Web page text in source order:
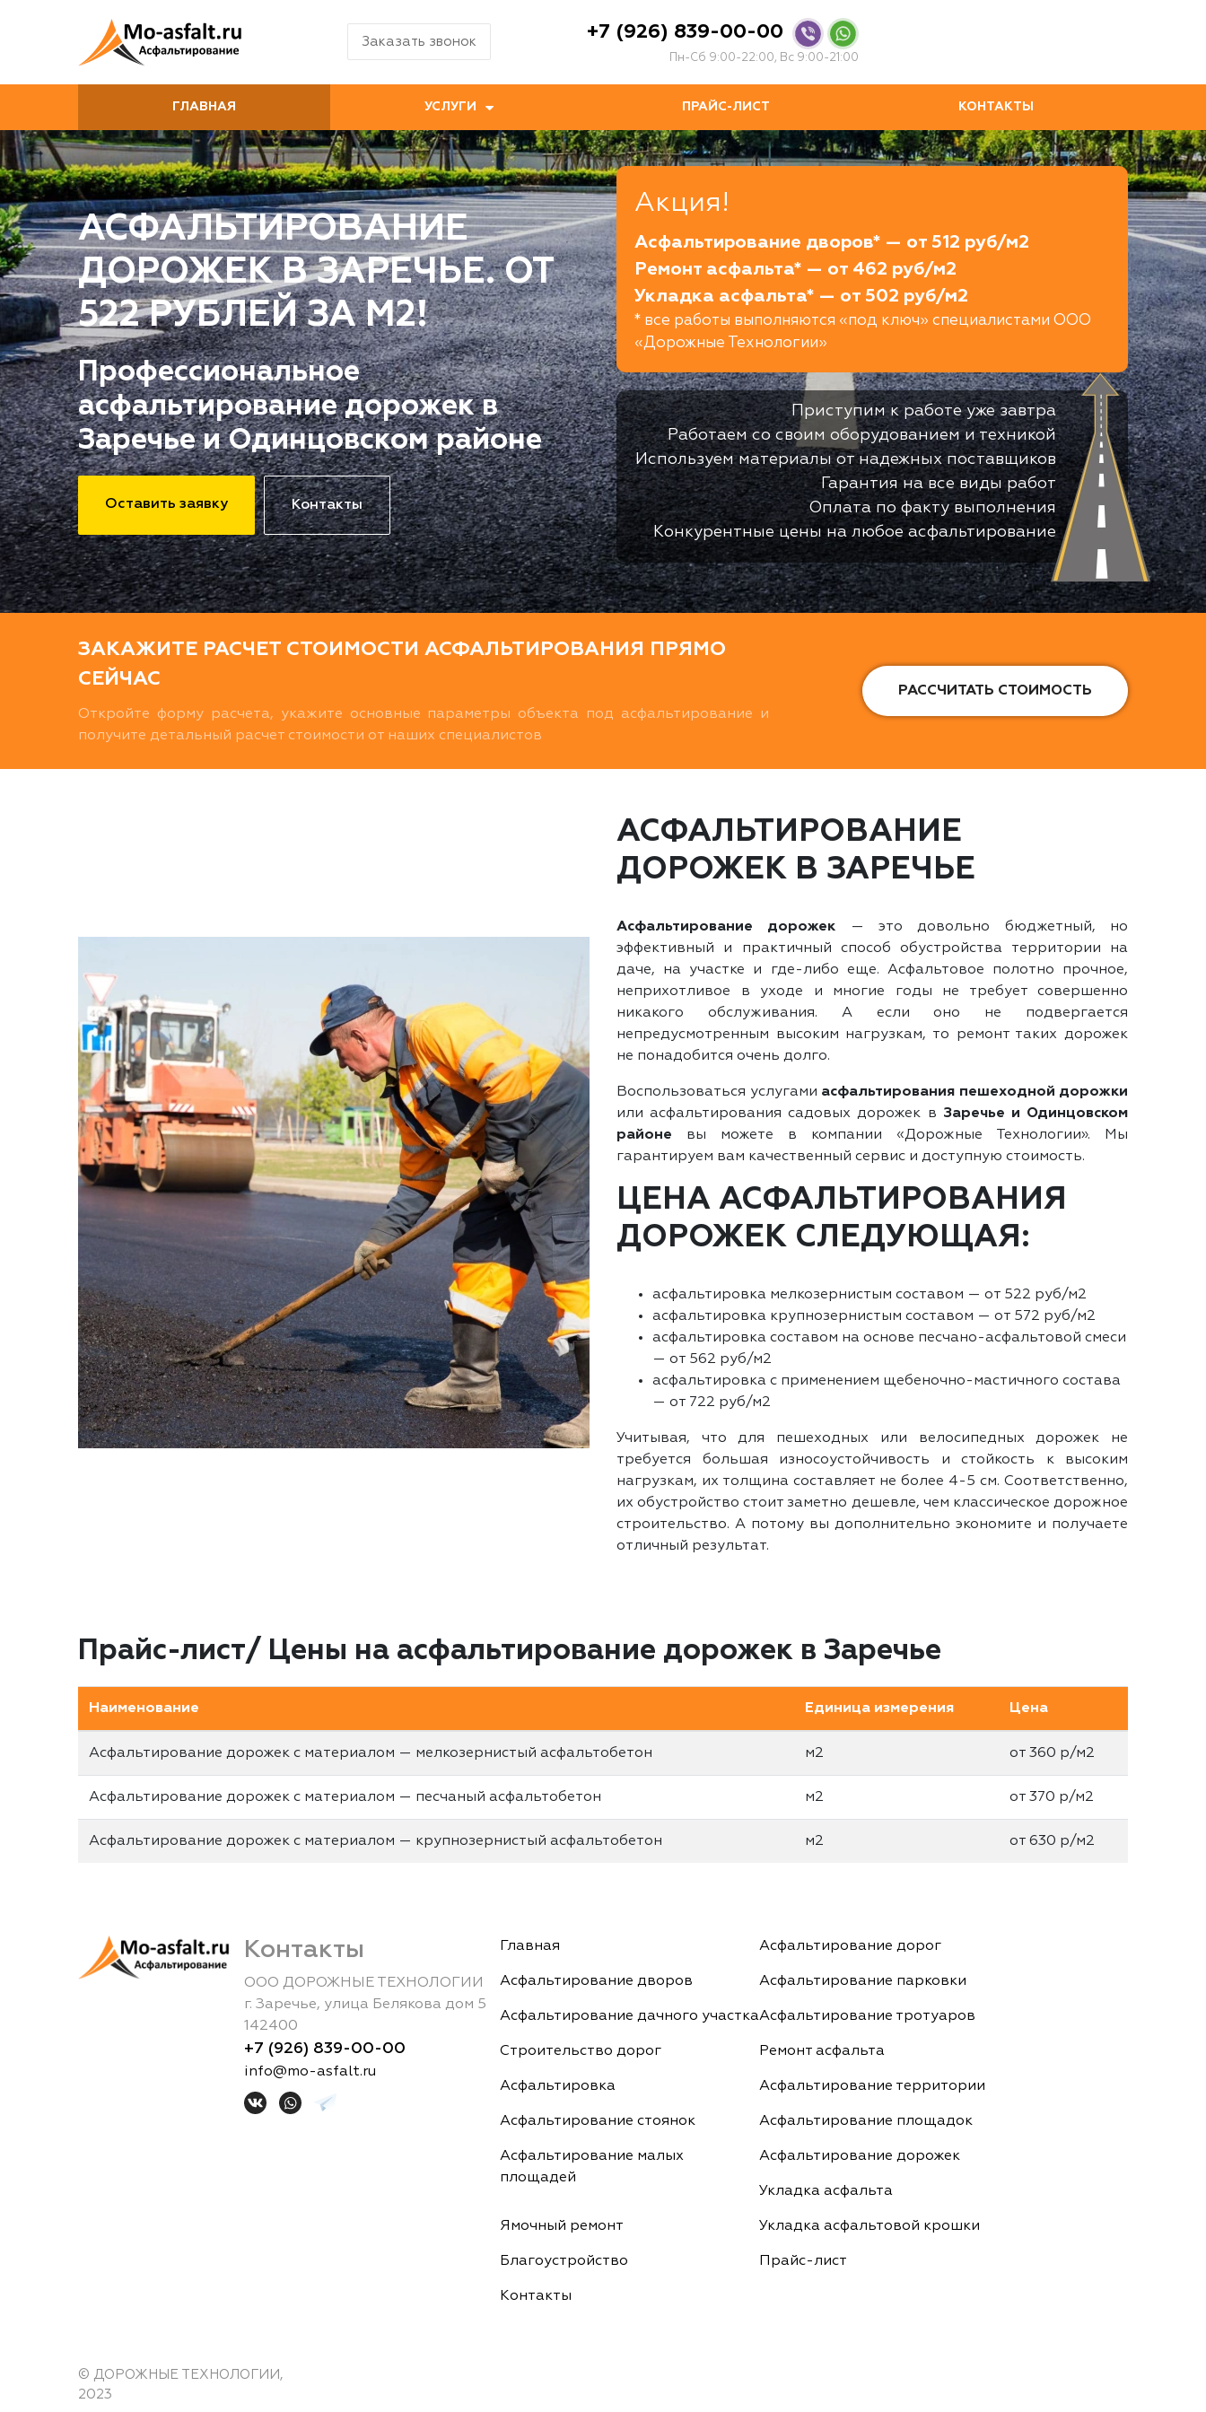
Заказать звонок +7 (926) 839-00-00
Пн-Сб 9:00-22:00, Вс 9:00-21:00
ГЛАВНАЯ УСЛУГИ ПРАЙС-ЛИСТ КОНТАКТЫ
АСФАЛЬТИРОВАНИЕ
ДОРОЖЕК В ЗАРЕЧЬЕ. ОТ
522 РУБЛЕЙ ЗА М2!
Профессиональное
асфальтирование дорожек в
Заречье и Одинцовском районе
Оставить заявку Контакты
Акция!
Асфальтирование дворов* — от 512 руб/м2
Ремонт асфальта* — от 462 руб/м2
Укладка асфальта* — от 502 руб/м2
* все работы выполняются «под ключ» специалистами ООО
«Дорожные Технологии»
Приступим к работе уже завтра
Работаем со своим оборудованием и техникой
Используем материалы от надежных поставщиков
Гарантия на все виды работ
Оплата по факту выполнения
Конкурентные цены на любое асфальтирование
ЗАКАЖИТЕ РАСЧЕТ СТОИМОСТИ АСФАЛЬТИРОВАНИЯ ПРЯМО
СЕЙЧАС
Откройте форму расчета, укажите основные параметры объекта под асфальтирование и
получите детальный расчет стоимости от наших специалистов
РАССЧИТАТЬ СТОИМОСТЬ
АСФАЛЬТИРОВАНИЕ
ДОРОЖЕК В ЗАРЕЧЬЕ
Асфальтирование дорожек — это довольно бюджетный, но
эффективный и практичный способ обустройства территории на
даче, на участке и где-либо еще. Асфальтовое полотно прочное,
неприхотливое в уходе и многие годы не требует совершенно
никакого обслуживания. А если оно не подвергается
непредусмотренным высоким нагрузкам, то ремонт таких дорожек
не понадобится очень долго.
Воспользоваться услугами асфальтирования пешеходной дорожки
или асфальтирования садовых дорожек в Заречье и Одинцовском
районе вы можете в компании «Дорожные Технологии». Мы
гарантируем вам качественный сервис и доступную стоимость.
ЦЕНА АСФАЛЬТИРОВАНИЯ
ДОРОЖЕК СЛЕДУЮЩАЯ:
асфальтировка мелкозернистым составом — от 522 руб/м2
асфальтировка крупнозернистым составом — от 572 руб/м2
асфальтировка составом на основе песчано-асфальтовой смеси
— от 562 руб/м2
асфальтировка с применением щебеночно-мастичного состава
— от 722 руб/м2
Учитывая, что для пешеходных или велосипедных дорожек не
требуется большая износоустойчивость и стойкость к высоким
нагрузкам, их толщина составляет не более 4-5 см. Соответственно,
их обустройство стоит заметно дешевле, чем классическое дорожное
строительство. А потому вы дополнительно экономите и получаете
отличный результат.
Прайс-лист/ Цены на асфальтирование дорожек в Заречье
Наименование Единица измерения Цена
Асфальтирование дорожек с материалом — мелкозернистый асфальтобетон м2 от 360 р/м2
Асфальтирование дорожек с материалом — песчаный асфальтобетон м2 от 370 р/м2
Асфальтирование дорожек с материалом — крупнозерниcтый асфальтобетон м2 от 630 р/м2
Контакты
ООО ДОРОЖНЫЕ ТЕХНОЛОГИИ
г. Заречье, улица Белякова дом 5
142400
+7 (926) 839-00-00
info@mo-asfalt.ru
Главная Асфальтирование дорог
Асфальтирование дворов Асфальтирование парковки
Асфальтирование дачного участкаАсфальтирование тротуаров
Строительство дорог Ремонт асфальта
Асфальтировка Асфальтирование территории
Асфальтирование стоянок Асфальтирование площадок
Асфальтирование малых
площадей
Асфальтирование дорожек
Укладка асфальта
Ямочный ремонт Укладка асфальтовой крошки
Благоустройство Прайс-лист
Контакты
© ДОРОЖНЫЕ ТЕХНОЛОГИИ,
2023